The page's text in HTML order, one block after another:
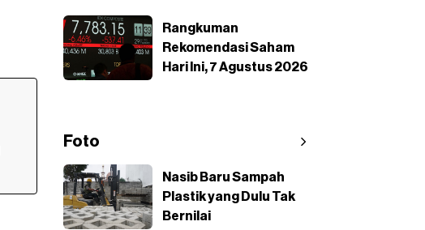
Rangkuman
Rekomendasi Saham
Hari Ini, 7 Agustus 2026
Foto
Nasib Baru Sampah
Plastik yang Dulu Tak
Bernilai